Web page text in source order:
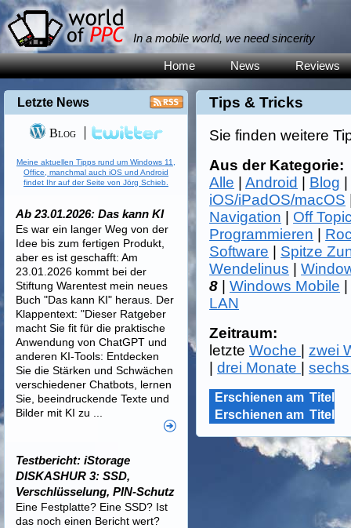
In a mobile world, we need sincerity
Home News Reviews
Tips & Tricks
Sie finden weitere
Aus der Kategorie:
Alle |Android Blog
iOS/iPadOS/macOS
Navigation
Off
Programmieren
Software
Spitze
Wendelinus |
8 |Windows Mobile
LAN
Zeitraum:
letzteWoche
zwei
|drei Monate |
Erschienen am Titel
Erschienen am Titel
Letzte News
Blog
Meine aktuellen Tipps rund um Windows 11,
Office, manchmal auch iOS und Android
findet Ihr auf der Seite von Jörg Schieb.
Ab 23.01.2026: Das kann KI
Es war ein langer Weg von der
Idee bis zum fertigen Produkt,
aber es ist geschafft: Am
23.01.2026 kommt bei der
Stiftung Warentest mein neues
Buch "Das kann KI" heraus. Der
Klappentext: "Dieser Ratgeber
macht Sie fit für die praktische
Anwendung von ChatGPT und
anderen KI-Tools: Entdecken
Sie die Stärken und Schwächen
verschiedener Chatbots, lernen
Sie, beeindruckende Texte und
Bilder mit KI zu ...
Testbericht: iStorage
DISKASHUR 3: SSD,
Verschlüsselung, PIN-Schutz
Eine Festplatte? Eine SSD? Ist
das noch einen Bericht wert?